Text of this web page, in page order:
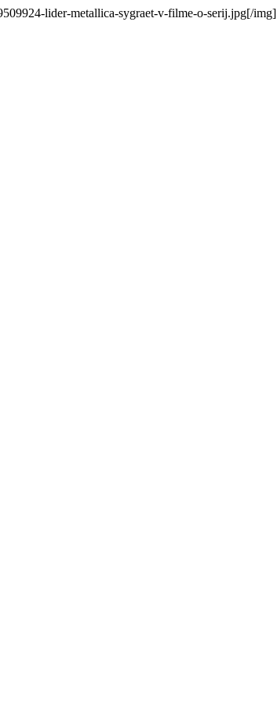
lider-metallica-sygraet-v-filme-o-serij.jpg[/img]